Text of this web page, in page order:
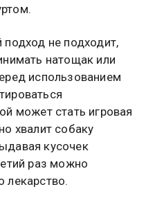
подход не подходит,
натощак или
использованием
может стать игровая
хвалит собаку
кусочек
раз можно
лекарство.